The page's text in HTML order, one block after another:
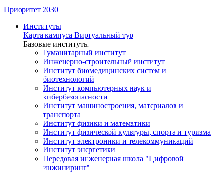
Приоритет 2030
Институты
Карта кампуса Виртуальный тур
Базовые институты
Гуманитарный институт
Инженерно-строительный институт
Институт биомедицинских систем и
биотехнологий
Институт компьютерных наук и
кибербезопасности
Институт машиностроения, материалов и
транспорта
Институт физики и математики
Институт физической культуры, спорта и туризма
Институт электроники и телекоммуникаций
Институт энергетики
Передовая инженерная школа "Цифровой
инжиниринг"